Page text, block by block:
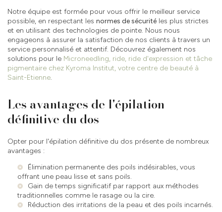
Notre équipe est formée pour vous offrir le meilleur service
possible, en respectant les normes de sécurité les plus strictes
et en utilisant des technologies de pointe. Nous nous
engageons à assurer la satisfaction de nos clients à travers un
service personnalisé et attentif. Découvrez également nos
solutions pour le Microneedling, ride, ride d'expression et tâche
pigmentaire chez Kyroma Institut, votre centre de beauté à
Saint-Etienne.
Les avantages de l'épilation
définitive du dos
Opter pour l'épilation définitive du dos présente de nombreux
avantages :
Élimination permanente des poils indésirables, vous
offrant une peau lisse et sans poils.
Gain de temps significatif par rapport aux méthodes
traditionnelles comme le rasage ou la cire.
Réduction des irritations de la peau et des poils incarnés.